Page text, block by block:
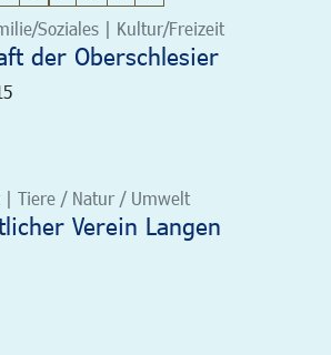
Soziales | Kultur/Freizeit
der Oberschlesier
| Tiere / Natur / Umwelt
Verein Langen